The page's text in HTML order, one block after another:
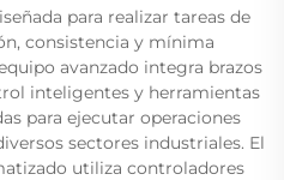
para realizar tareas de
consistencia y mínima
avanzado integra brazos
inteligentes y herramientas
para ejecutar operaciones
sectores industriales. El
utiliza controladores